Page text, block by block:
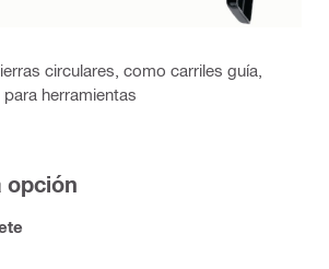
circulares, como carriles guía,
herramientas
opción